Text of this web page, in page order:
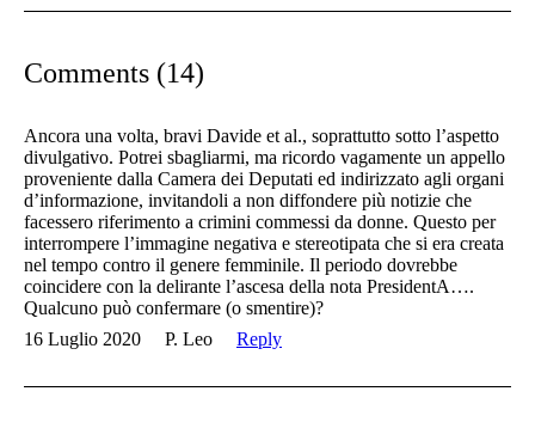
Comments (14)
Ancora una volta, bravi Davide et al., soprattutto sotto l’aspetto
divulgativo. Potrei sbagliarmi, ma ricordo vagamente un appello
proveniente dalla Camera dei Deputati ed indirizzato agli organi
d’informazione, invitandoli a non diffondere più notizie che
facessero riferimento a crimini commessi da donne. Questo per
interrompere l’immagine negativa e stereotipata che si era creata
nel tempo contro il genere femminile. Il periodo dovrebbe
coincidere con la delirante l’ascesa della nota PresidentA….
Qualcuno può confermare (o smentire)?
16 Luglio 2020
P. Leo Reply